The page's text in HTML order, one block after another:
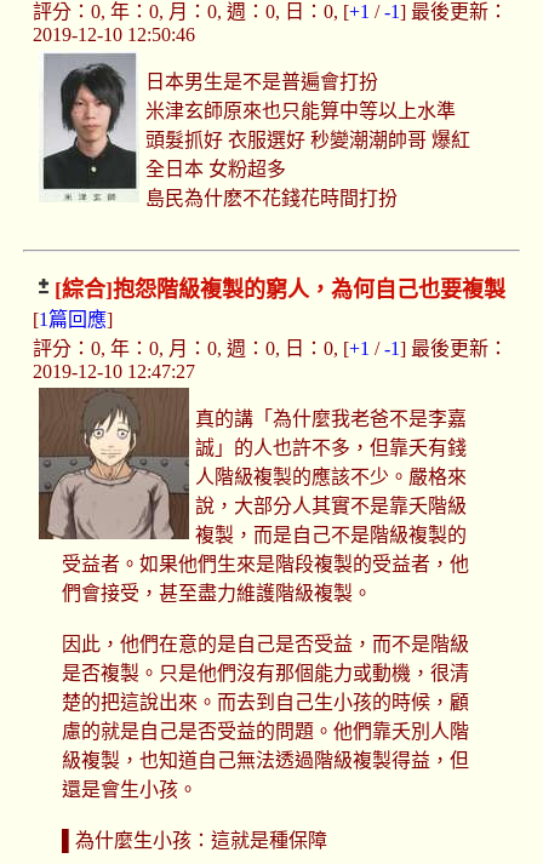
評分：0, 年：0, 月：0, 週：0, 日：0, [+1 /-1] 最後更新：
2019-12-10 12:50:46
日本男生是不是普遍會打扮
米津玄師原來也只能算中等以上水準
頭髮抓好 衣服選好 秒變潮潮帥哥 爆紅
全日本 女粉超多
島民為什麽不花錢花時間打扮
[綜合]抱怨階級複製的窮人，為何自己也要複製
[1篇回應]
評分：0, 年：0, 月：0, 週：0, 日：0, [+1 /-1] 最後更新：
2019-12-10 12:47:27
真的講「為什麼我老爸不是李嘉
誠」的人也許不多，但靠夭有錢
人階級複製的應該不少。嚴格來
說，大部分人其實不是靠夭階級
複製，而是自己不是階級複製的
受益者。如果他們生來是階段複製的受益者，他
們會接受，甚至盡力維護階級複製。
因此，他們在意的是自己是否受益，而不是階級
是否複製。只是他們沒有那個能力或動機，很清
楚的把這說出來。而去到自己生小孩的時候，顧
慮的就是自己是否受益的問題。他們靠夭別人階
級複製，也知道自己無法透過階級複製得益，但
還是會生小孩。
▌為什麼生小孩：這就是種保障